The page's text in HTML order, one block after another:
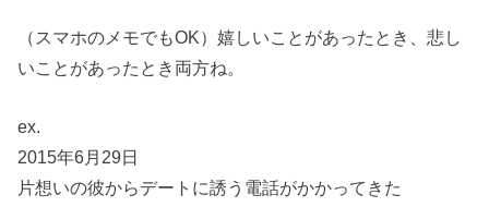
（スマホのメモでもOK）嬉しいことがあったとき、悲し
いことがあったとき両方ね。
ex.
2015年6月29日
片想いの彼からデートに誘う電話がかかってきた